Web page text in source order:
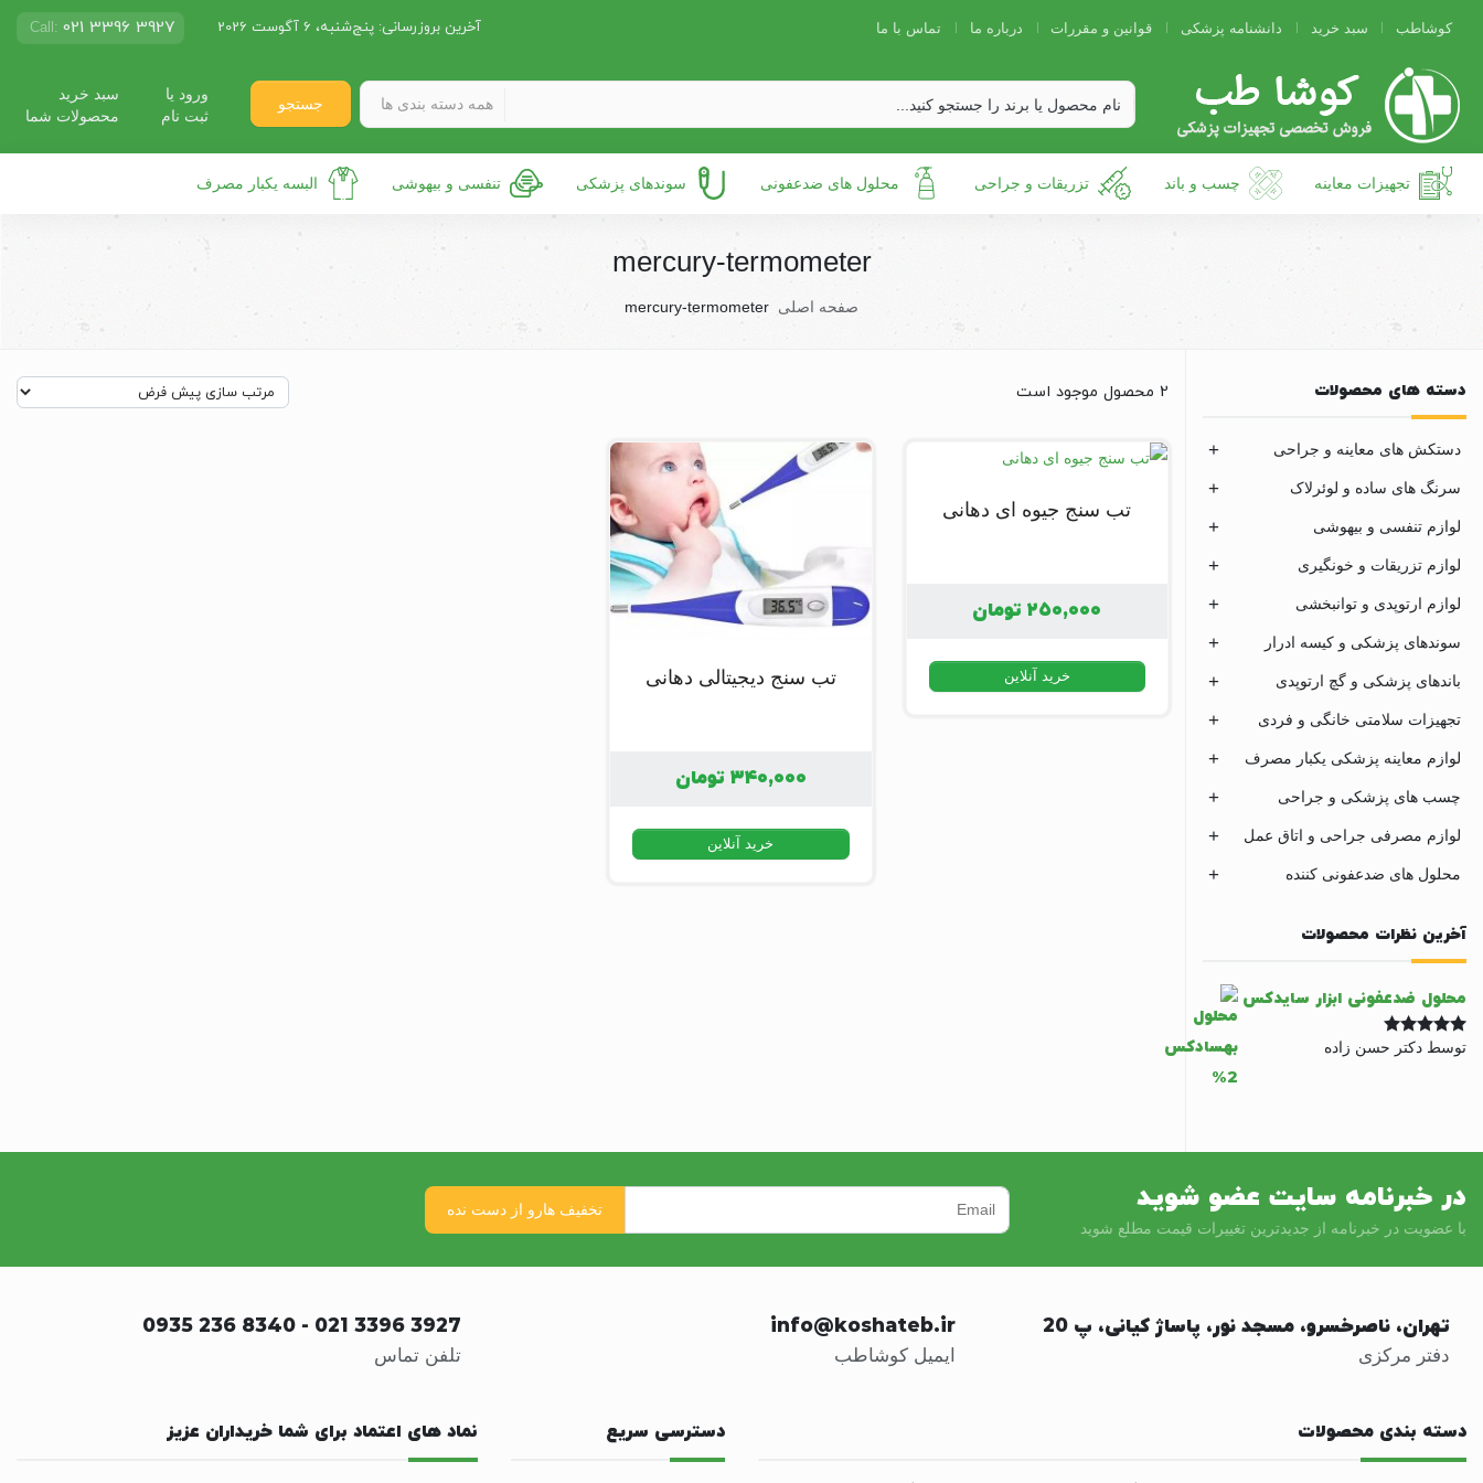
کوشاطب سبد خرید دانشنامه پزشکی قوانین و مقررات درباره ما تماس با ما آخرین بروزرسانی: پنج‌شنبه، 6 آگوست 2026 Call: 021 3396 3927
همه دسته بندی ها جستجو
ورود یا
ثبت نام
سبد خرید
محصولات شما
تجهیزات معاینه چسب و باند تزریقات و جراحی محلول های ضدعفونی سوندهای پزشکی تنفسی و بیهوشی البسه یکبار مصرف
mercury-termometer
صفحه اصلی mercury-termometer
دسته های محصولات
دستکش های معاینه و جراحی
سرنگ های ساده و لوئرلاک
لوازم تنفسی و بیهوشی
لوازم تزریقات و خونگیری
لوازم ارتوپدی و توانبخشی
سوندهای پزشکی و کیسه ادرار
باندهای پزشکی و گچ ارتوپدی
تجهیزات سلامتی خانگی و فردی
لوازم معاینه پزشکی یکبار مصرف
چسب های پزشکی و جراحی
لوازم مصرفی جراحی و اتاق عمل
محلول های ضدعفونی کننده
آخرین نظرات محصولات
محلول ضدعفونی ابزار سایدکس
نمره 5از 5
توسط دکتر حسن زاده
2 محصول موجود است
تب سنج جیوه ای دهانی
۲۵۰,۰۰۰ تومان
خرید آنلاین تب سنج دیجیتالی دهانی
۳۴۰,۰۰۰ تومان
خرید آنلاین
در خبرنامه سایت عضو شوید
با عضویت در خبرنامه از جدیدترین تغییرات قیمت مطلع شوید
تهران، ناصرخسرو، مسجد نور، پاساژ کیانی، پ 20
دفتر مرکزی
info@koshateb.ir
ایمیل کوشاطب
021 3396 3927
-
0935 236 8340
تلفن تماس
دسته بندی محصولات دسترسی سریع نماد های اعتماد برای شما خریداران عزیز